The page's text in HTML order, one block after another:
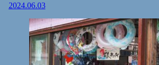
2024.06.03